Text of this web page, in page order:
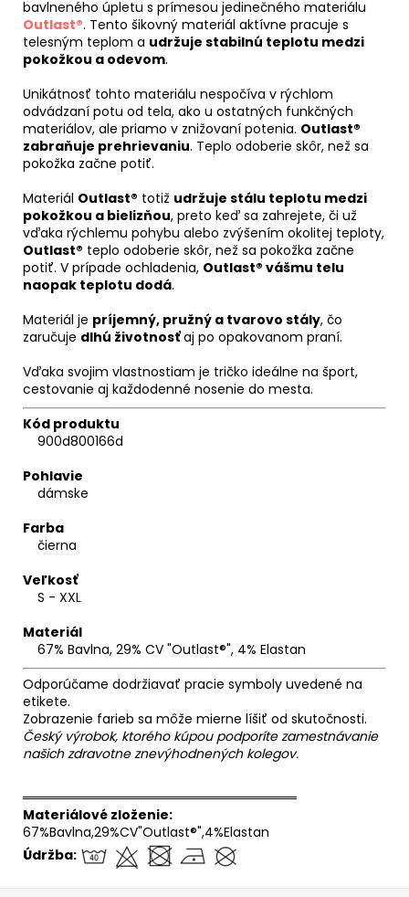
bavlneného úpletu s prímesou jedinečného materiálu
Outlast®. Tento šikovný materiál aktívne pracuje s
telesným teplom a udržuje stabilnú teplotu medzi
pokožkou a odevom.
Unikátnosť tohto materiálu nespočíva v rýchlom
odvádzaní potu od tela, ako u ostatných funkčných
materiálov, ale priamo v znižovaní potenia. Outlast®
zabraňuje prehrievaniu. Teplo odoberie skôr, než sa
pokožka začne potiť.
Materiál Outlast® totiž udržuje stálu teplotu medzi
pokožkou a bielizňou, preto keď sa zahrejete, či už
vďaka rýchlemu pohybu alebo zvýšením okolitej teploty,
Outlast® teplo odoberie skôr, než sa pokožka začne
potiť. V prípade ochladenia, Outlast® vášmu telu
naopak teplotu dodá.
Materiál je príjemný, pružný a tvarovo stály, čo
zaručuje dlhú životnosťaj po opakovanom praní.
Vďaka svojim vlastnostiam je tričko ideálne na šport,
cestovanie aj každodenné nosenie do mesta.
Kód produktu
900d800166d
Pohlavie
dámske
Farba
čierna
Veľkosť
S - XXL
Materiál
67% Bavlna, 29% CV "Outlast®", 4% Elastan
Odporúčame dodržiavať pracie symboly uvedené na
etikete.
Zobrazenie farieb sa môže mierne líšiť od skutočnosti.
Český výrobok, ktorého kúpou podporíte zamestnávanie
našich zdravotne znevýhodnených kolegov.
══════════════════════════════
Materiálové zloženie:
67%Bavlna,29%CV"Outlast®",4%Elastan
Údržba: